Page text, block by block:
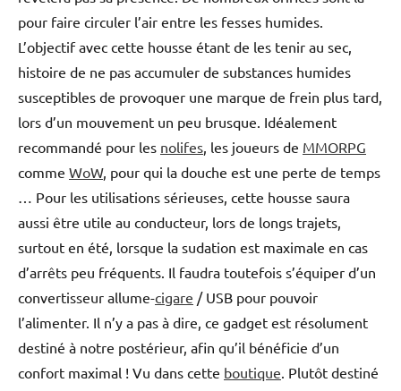
pour faire circuler l’air entre les fesses humides.
L’objectif avec cette housse étant de les tenir au sec,
histoire de ne pas accumuler de substances humides
susceptibles de provoquer une marque de frein plus tard,
lors d’un mouvement un peu brusque. Idéalement
recommandé pour les nolifes, les joueurs de MMORPG
comme WoW, pour qui la douche est une perte de temps
… Pour les utilisations sérieuses, cette housse saura
aussi être utile au conducteur, lors de longs trajets,
surtout en été, lorsque la sudation est maximale en cas
d’arrêts peu fréquents. Il faudra toutefois s’équiper d’un
convertisseur allume-cigare / USB pour pouvoir
l’alimenter. Il n’y a pas à dire, ce gadget est résolument
destiné à notre postérieur, afin qu’il bénéficie d’un
confort maximal ! Vu dans cette boutique. Plutôt destiné